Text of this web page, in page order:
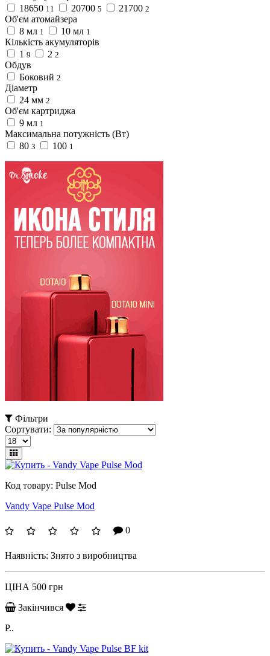
18650 11 20700 5 21700 2
Об'єм атомайзера
8 мл 1 10 мл 1
Кількість акумуляторів
1 9 2 2
Обдув
Боковий 2
Діаметр
24 мм 2
Об'єм картриджа
9 мл 1
Максимальна потужність (Вт)
80 3 100 1
Фільтри
Сортувати:
Код товару: Pulse Mod
Vandy Vape Pulse Mod
0
Наявність: Знято з виробництва
ЦІНА 500 грн
Закінчився
P..